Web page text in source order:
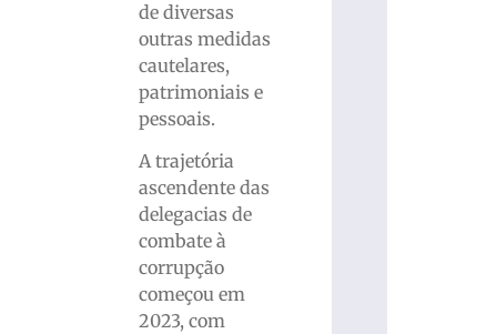
de diversas
outras medidas
cautelares,
patrimoniais e
pessoais.
A trajetória
ascendente das
delegacias de
combate à
corrupção
começou em
2023, com